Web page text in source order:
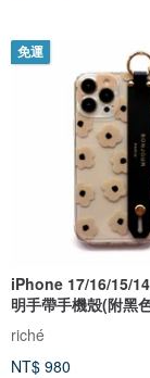
免運
iPhone 17/16/15/
明手帶手機殼(附黑
riché
NT$ 980